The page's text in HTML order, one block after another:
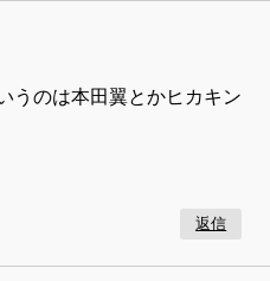
うのは本田翼とかヒカキン
返信